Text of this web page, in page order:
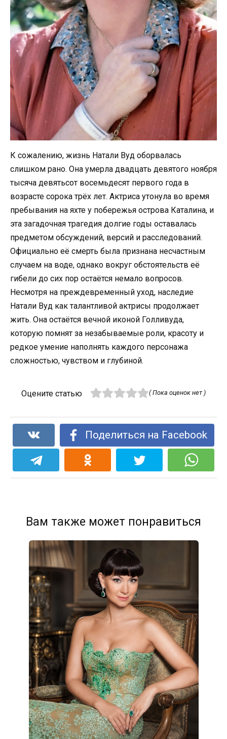
К сожалению, жизнь Натали Вуд оборвалась
слишком рано. Она умерла двадцать девятого ноября
тысяча девятьсот восемьдесят первого года в
возрасте сорока трёх лет. Актриса утонула во время
пребывания на яхте у побережья острова Каталина, и
эта загадочная трагедия долгие годы оставалась
предметом обсуждений, версий и расследований.
Официально её смерть была признана несчастным
случаем на воде, однако вокруг обстоятельств её
гибели до сих пор остаётся немало вопросов.
Несмотря на преждевременный уход, наследие
Натали Вуд как талантливой актрисы продолжает
жить. Она остаётся вечной иконой Голливуда,
которую помнят за незабываемые роли, красоту и
редкое умение наполнять каждого персонажа
сложностью, чувством и глубиной.
Оцените статью ( Пока оценок нет )
Поделиться на Facebook
Вам также может понравиться